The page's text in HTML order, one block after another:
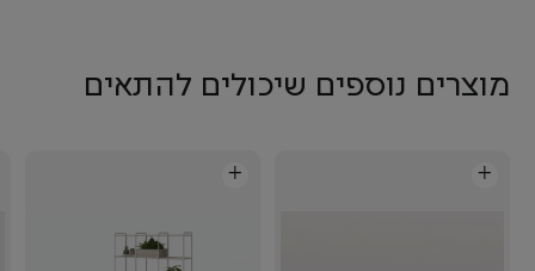
מוצרים נוספים שיכולים להתאים
+
+